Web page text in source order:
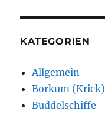
KATEGORIEN
Allgemein
Borkum (Krick)
Buddelschiffe